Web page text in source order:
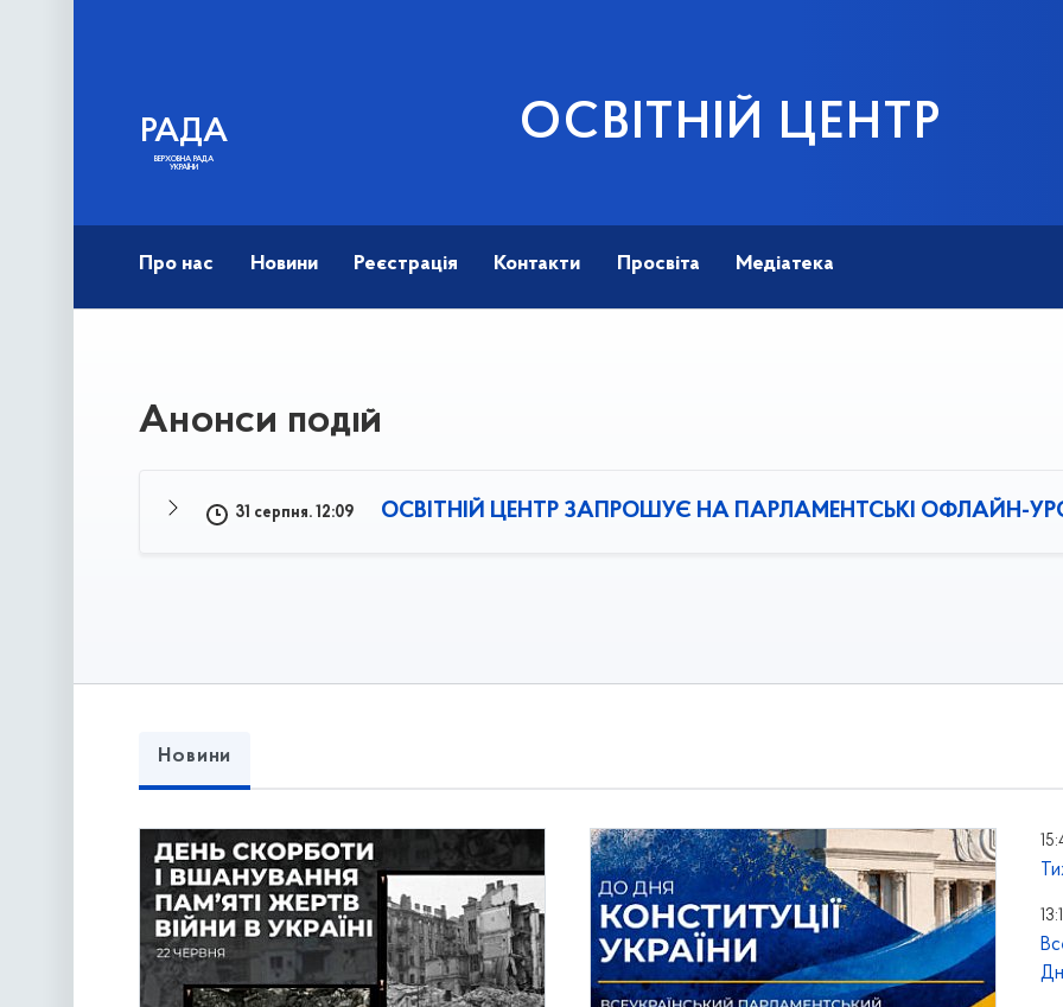
РАДА
ВЕРХОВНА РАДА
УКРАЇНИ
ОСВІТНІЙ ЦЕНТР
Про нас Новини Реєстрація Контакти Просвіта Медіатека
Анонси подій
31 серпня. 12:09 ОСВІТНІЙ ЦЕНТР ЗАПРОШУЄ НА ПАРЛАМЕНТСЬКІ ОФЛАЙН-
Новини